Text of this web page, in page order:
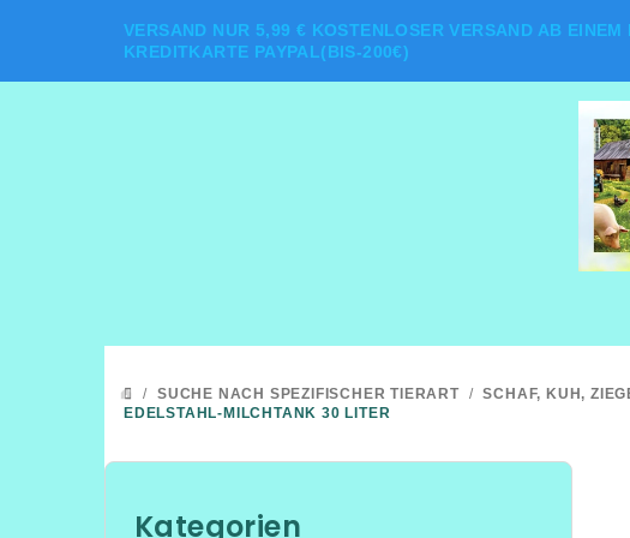
VERSAND NUR 5,99 € KOSTENLOSER VERSAND AB
KREDITKARTE PAYPAL(BIS-200€)
STARTSEITE
/ SUCHE NACH SPEZIFISCHER TIERART / SCHAF, KUH,
EDELSTAHL-MILCHTANK 30 LITER
S
Kategorien
Kategorien